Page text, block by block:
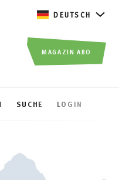
DEUTSCH
SUCHE LOGIN
MAGAZIN ABO